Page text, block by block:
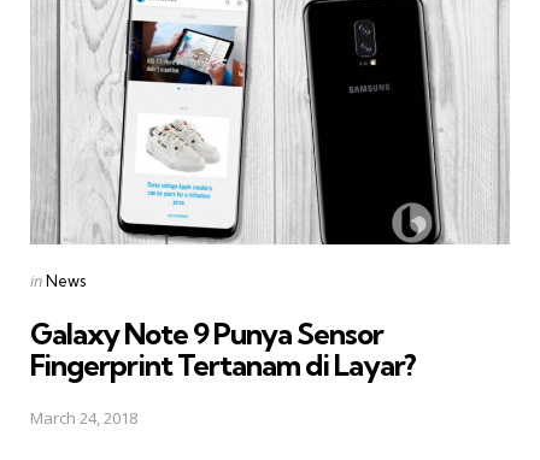
Posted
inNews
Galaxy Note 9 Punya Sensor
Fingerprint Tertanam di Layar?
March 24, 2018